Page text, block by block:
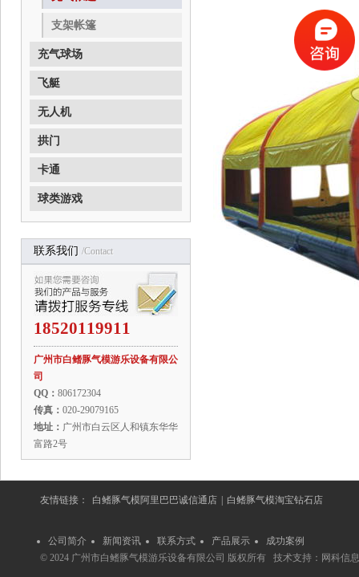
支架帐篷
充气球场
飞艇
无人机
拱门
卡通
球类游戏
联系我们 /contact
18520119911
广州市白鳍豚气模游乐设备有限公
司
QQ： 806172304
传真： 020-29079165
地址： 广州市白云区人和镇东华华
富路2号
友情链接： 白鳍豚气模阿里巴巴诚信通店 白鳍豚气模淘宝钻石店
公司简介 新闻资讯 联系方式 产品展示
成功案例
© 2024 广州市白鳍豚气模游乐设备有限公司 版权所有 技术支持： 网科信息